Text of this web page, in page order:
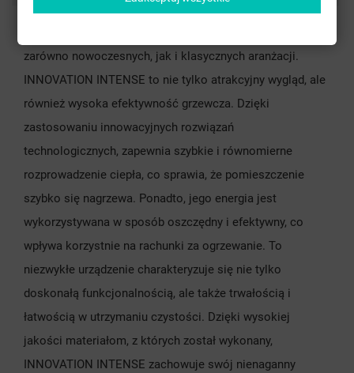
zarówno nowoczesnych, jak i klasycznych aranżacji.
INNOVATION INTENSE to nie tylko atrakcyjny wygląd, ale
również wysoka efektywność grzewcza. Dzięki
zastosowaniu innowacyjnych rozwiązań
technologicznych, zapewnia szybkie i równomierne
rozprowadzenie ciepła, co sprawia, że pomieszczenie
szybko się nagrzewa. Ponadto, jego energia jest
wykorzystywana w sposób oszczędny i efektywny, co
wpływa korzystnie na rachunki za ogrzewanie. To
niezwykłe urządzenie charakteryzuje się nie tylko
doskonałą funkcjonalnością, ale także trwałością i
łatwością w utrzymaniu czystości. Dzięki wysokiej
jakości materiałom, z których został wykonany,
INNOVATION INTENSE zachowuje swój nienaganny